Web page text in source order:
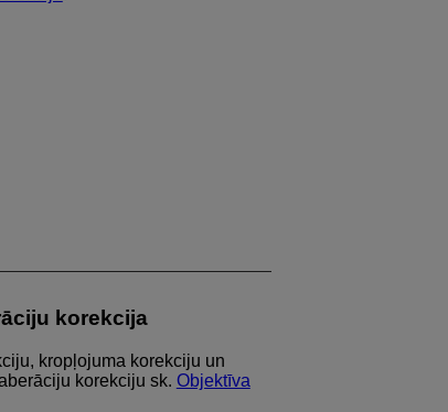
korekcija
kropļojuma korekciju un
korekciju sk. Objektīva